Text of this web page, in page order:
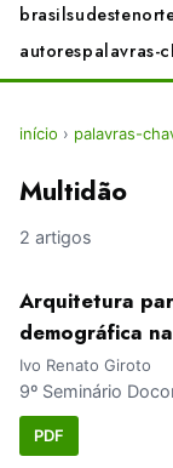
brasilsudeste
autorespalavras-
início › palavras-
Multidão
2 artigos
Arquitetura
demográfica
Ivo Renato Giroto
9º Seminário
PDF